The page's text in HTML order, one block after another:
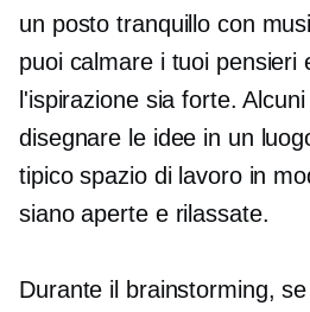
un posto tranquillo con
puoi calmare i tuoi pensieri
l'ispirazione sia forte.
disegnare le idee in un
tipico spazio di lavoro in
siano aperte e rilassate.
Durante il brainstorming,